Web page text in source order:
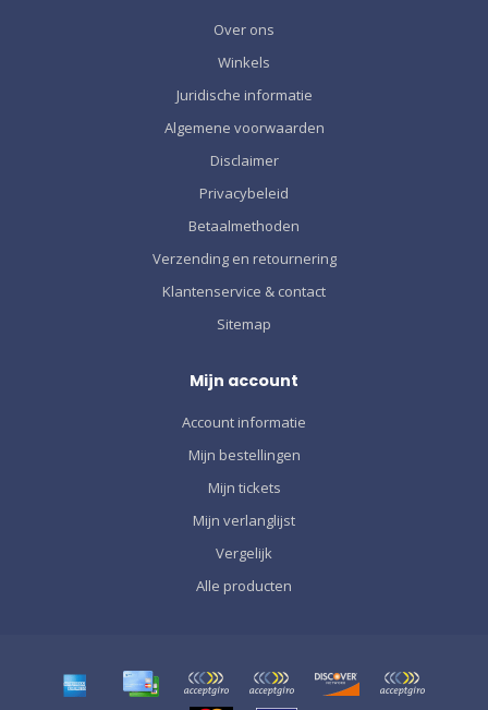
Over ons
Winkels
Juridische informatie
Algemene voorwaarden
Disclaimer
Privacybeleid
Betaalmethoden
Verzending en retournering
Klantenservice & contact
Sitemap
Mijn account
Account informatie
Mijn bestellingen
Mijn tickets
Mijn verlanglijst
Vergelijk
Alle producten